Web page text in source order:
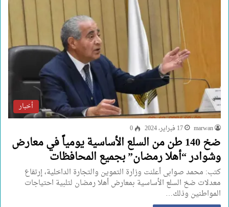
أخبار
marwan 17 فبراير، 2024 0
ضخ 140 طن من السلع الأساسية يومياً في معارض
وشوادر “أهلا رمضان” بجميع المحافظات
كتب: محمد صوابى أعلنت وزارة التموين والتجارة الداخلية، إرتفاع
معدلات ضخ السلع الأساسية بمعارض أهلا رمضان لتلبية احتياجات
المواطنين وذلك…